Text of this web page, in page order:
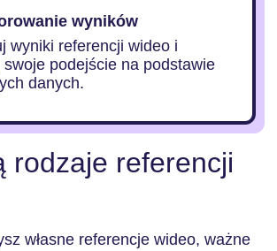
wyników
wyniki referencji wideo i
swoje podejście na podstawie
danych.
rodzaje referencji
własne referencje wideo, ważne